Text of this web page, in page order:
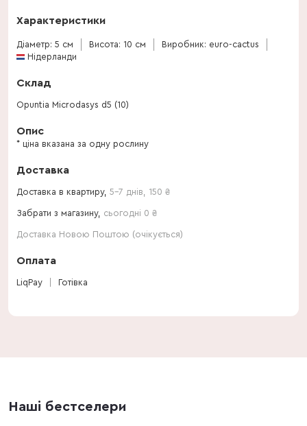
Характеристики
Діаметр: 5 см Висота: 10 см
Виробник: euro-cactus
Нідерланди
Склад
Opuntia Microdasys d5 (10)
Опис
* ціна вказана за одну рослину
Доставка
Доставка в квартиру, 5-7 днів 150 ₴
Забрати з магазину, сьогодні 0 ₴
Доставка Новою Поштою (очікується)
Оплата
LiqPay Готівка
Наші бестселери